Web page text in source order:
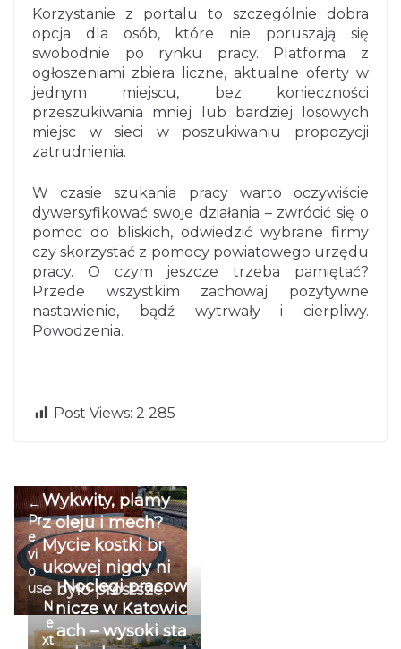
Korzystanie z portalu to szczególnie dobra
opcja dla osób, które nie poruszają się
swobodnie po rynku pracy. Platforma z
ogłoszeniami zbiera liczne, aktualne oferty w
jednym miejscu, bez konieczności
przeszukiwania mniej lub bardziej losowych
miejsc w sieci w poszukiwaniu propozycji
zatrudnienia.
W czasie szukania pracy warto oczywiście
dywersyfikować swoje działania – zwrócić się o
pomoc do bliskich, odwiedzić wybrane firmy
czy skorzystać z pomocy powiatowego urzędu
pracy. O czym jeszcze trzeba pamiętać?
Przede wszystkim zachowaj pozytywne
nastawienie, bądź wytrwały i cierpliwy.
Powodzenia.
Post Views: 2 285
←
Pr
e
vi
o
us
Wykwity, plamy
z oleju i mech?
Mycie kostki br
ukowej nigdy ni
e było prostsze!
N
e
xt
Noclegi pracow
nicze w Katowic
ach – wysoki sta